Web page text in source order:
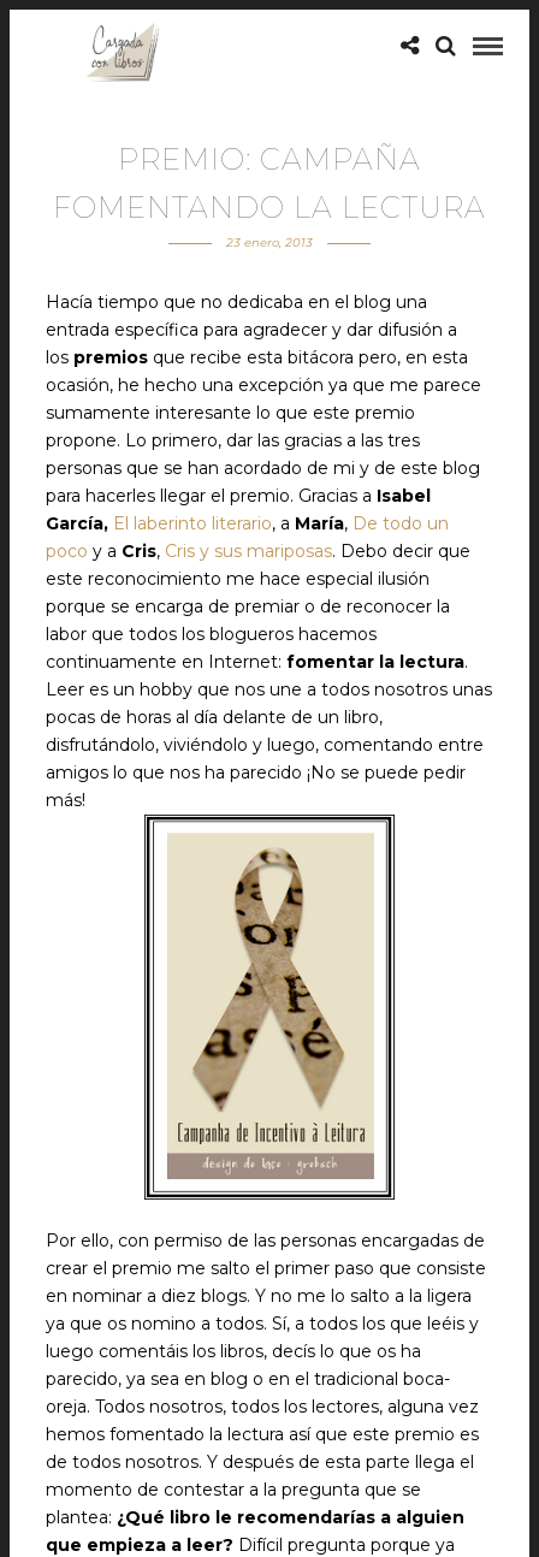
PREMIO: CAMPAÑA
FOMENTANDO LA LECTURA
23 enero, 2013
Hacía tiempo que no dedicaba en el blog una
entrada específica para agradecer y dar difusión a
los premios que recibe esta bitácora pero, en esta
ocasión, he hecho una excepción ya que me parece
sumamente interesante lo que este premio
propone. Lo primero, dar las gracias a las tres
personas que se han acordado de mi y de este blog
para hacerles llegar el premio. Gracias a Isabel
García, El laberinto literario, a María, De todo un
poco y a Cris, Cris y sus mariposas. Debo decir que
este reconocimiento me hace especial ilusión
porque se encarga de premiar o de reconocer la
labor que todos los blogueros hacemos
continuamente en Internet: fomentar la lectura.
Leer es un hobby que nos une a todos nosotros unas
pocas de horas al día delante de un libro,
disfrutándolo, viviéndolo y luego, comentando entre
amigos lo que nos ha parecido ¡No se puede pedir
más!
Por ello, con permiso de las personas encargadas de
crear el premio me salto el primer paso que consiste
en nominar a diez blogs. Y no me lo salto a la ligera
ya que os nomino a todos. Sí, a todos los que leéis y
luego comentáis los libros, decís lo que os ha
parecido, ya sea en blog o en el tradicional boca-
oreja. Todos nosotros, todos los lectores, alguna vez
hemos fomentado la lectura así que este premio es
de todos nosotros. Y después de esta parte llega el
momento de contestar a la pregunta que se
plantea: ¿Qué libro le recomendarías a alguien
que empieza a leer? Difícil pregunta porque ya